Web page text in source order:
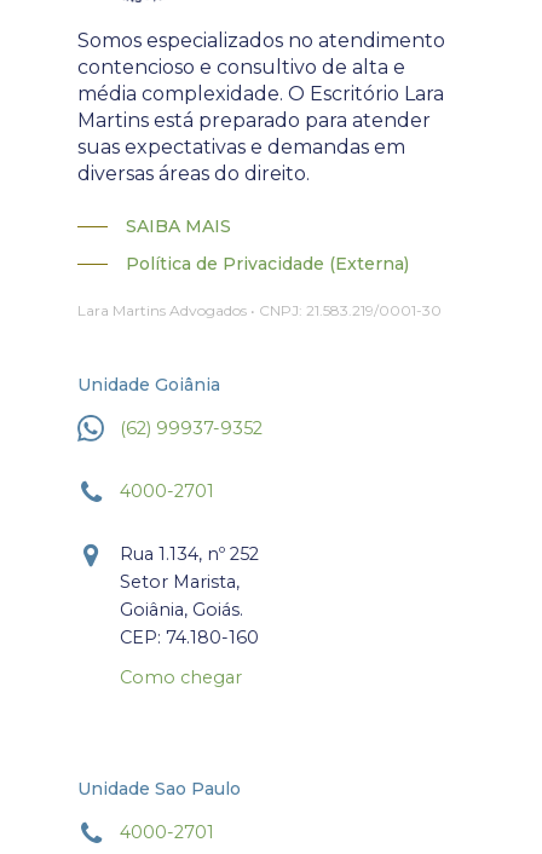
Somos especializados no atendimento
contencioso e consultivo de alta e
média complexidade. O Escritório Lara
Martins está preparado para atender
suas expectativas e demandas em
diversas áreas do direito.
SAIBA MAIS
Política de Privacidade (Externa)
Lara Martins Advogados • CNPJ: 21.583.219/0001-30
Unidade Goiânia
(62) 99937-9352
4000-2701
Rua 1.134, nº 252
Setor Marista,
Goiânia, Goiás.
CEP: 74.180-160
Como chegar
Unidade Sao Paulo
4000-2701